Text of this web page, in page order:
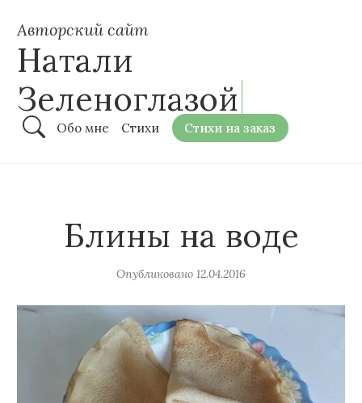
Авторский сайт
Натали
Зеленоглазой
Обо мне Стихи Стихи на заказ
Блины на воде
Опубликовано 12.04.2016